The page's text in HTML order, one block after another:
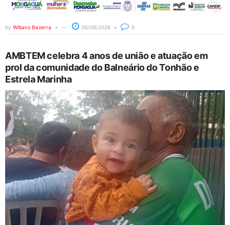
by Willians Bezerra 05/08/2026 0
AMBTEM celebra 4 anos de união e atuação em
prol da comunidade do Balneário do Tonhão e
Estrela Marinha